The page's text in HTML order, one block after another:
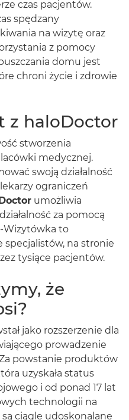
czas pacjentów.
spędzany
na wizytę oraz
z pomocy
domu jest
chroni życie i zdrowie
z haloDoctor
stworzenia
medycznej.
swoją działalność
ograniczeń
umożliwia
za pomocą
Wizytówka to
specjalistów, na stronie
tysiące pacjentów.
że
jako rozszerzenie dla
prowadzenie
powstanie produktów
uzyskała status
i od ponad 17 lat
technologii na
ciągle udoskonalane